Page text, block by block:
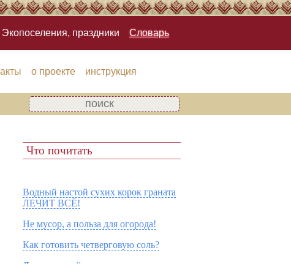
Экопоселения, праздники Словарь
о проекте инструкция
Что почитать
Водный настой сухих корок граната
ЛЕЧИТ ВСЁ!
Не мусор, а польза для огорода!
Как готовить четверговую соль?